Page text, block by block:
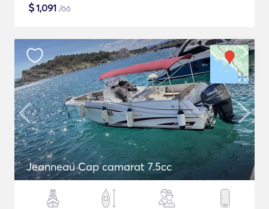
$1,091 /öö
Jeanneau Cap camarat 7.5cc